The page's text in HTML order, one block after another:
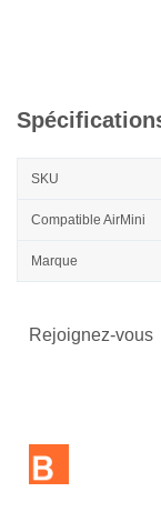
SKU
Compatible AirMini
Marque
Rejoignez-vous